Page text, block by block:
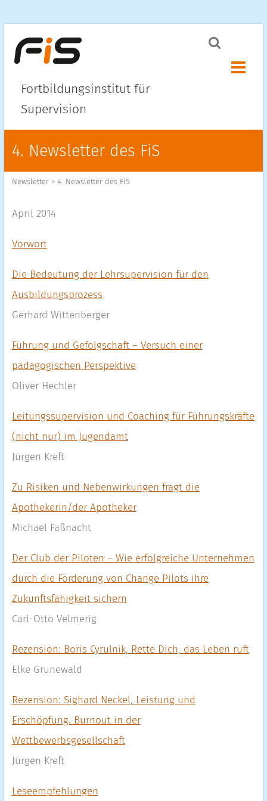
Fortbildungsinstitut für
Supervision
Menü
4. Newsletter des FiS
Newsletter> 4. Newsletter des FiS
April 2014
Vorwort
Die Bedeutung der Lehrsupervision für den
Ausbildungsprozess
Gerhard Wittenberger
Führung und Gefolgschaft – Versuch einer
pädagogischen Perspektive
Oliver Hechler
Leitungssupervision und Coaching für Führungskräfte
(nicht nur) im Jugendamt
Jürgen Kreft
Zu Risiken und Nebenwirkungen fragt die
Apothekerin/der Apotheker
Michael Faßnacht
Der Club der Piloten – Wie erfolgreiche Unternehmen
durch die Förderung von Change Pilots ihre
Zukunftsfähigkeit sichern
Carl-Otto Velmerig
Rezension: Boris Cyrulnik, Rette Dich, das Leben ruft
Elke Grunewald
Rezension: Sighard Neckel, Leistung und
Erschöpfung. Burnout in der
Wettbewerbsgesellschaft
Jürgen Kreft
Leseempfehlungen